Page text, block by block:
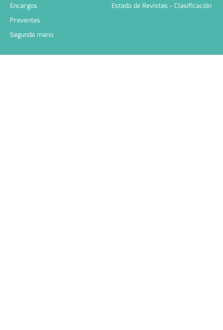
Encargos
Preventas
Segunda mano
Estado de Revistas - Clasificación